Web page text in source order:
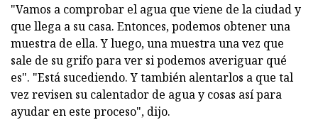
"Vamos a comprobar el agua que viene de la ciudad y
que llega a su casa. Entonces, podemos obtener una
muestra de ella. Y luego, una muestra una vez que
sale de su grifo para ver si podemos averiguar qué
es". "Está sucediendo. Y también alentarlos a que tal
vez revisen su calentador de agua y cosas así para
ayudar en este proceso", dijo.